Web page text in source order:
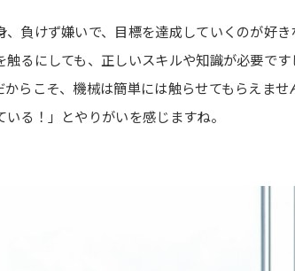
、負けず嫌いで、目標を達成していくのが好き
触るにしても、正しいスキルや知識が必要で
からこそ、機械は簡単には触らせてもらえま
いる！」とやりがいを感じますね。